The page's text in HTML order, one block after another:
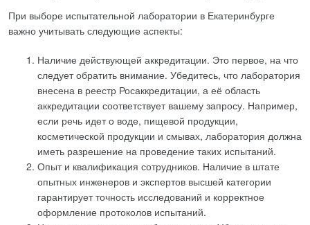
При выборе испытательной лаборатории в Екатеринбурге
важно учитывать следующие аспекты:
Наличие действующей аккредитации. Это первое, на что
следует обратить внимание. Убедитесь, что лаборатория
внесена в реестр Росаккредитации, а её область
аккредитации соответствует вашему запросу. Например,
если речь идет о воде, пищевой продукции,
косметической продукции и смывах, лаборатория должна
иметь разрешение на проведение таких испытаний.
Опыт и квалификация сотрудников. Наличие в штате
опытных инженеров и экспертов высшей категории
гарантирует точность исследований и корректное
оформление протоколов испытаний.